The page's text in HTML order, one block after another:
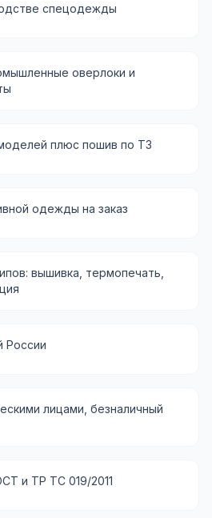
спецодежды
оверлоки и
плюс пошив по ТЗ
одежды на заказ
вышивка, термопечать,
России
лицами, безналичный
и ТР ТС 019/2011